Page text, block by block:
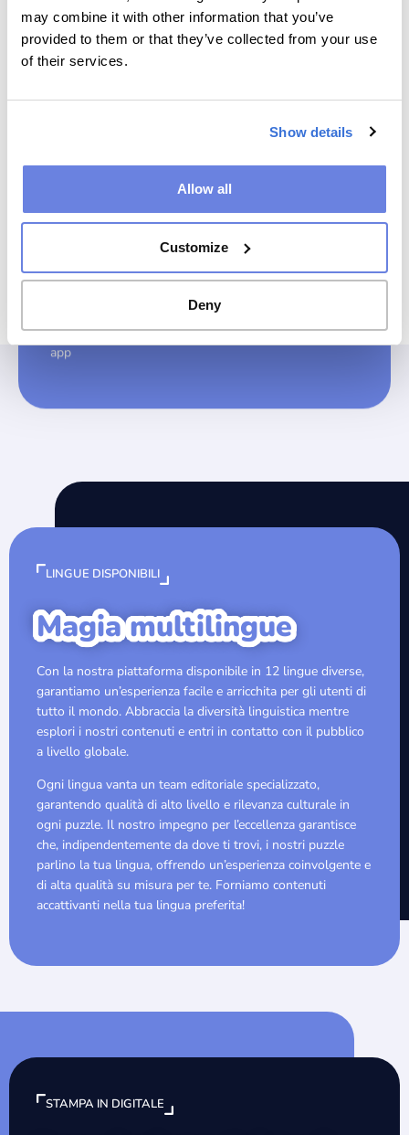
may combine it with other information that you’ve
provided to them or that they’ve collected from your use
of their services.
Show details
Allow all
Customize
Deny
Incolla e gioca
Copia il codice di incorporamento fornito per i puzzle e
i giochi selezionati. È un semplice snippet che puoi
04
Esperienza senza soluzione di
continuità su ogni schermo
Tutti i giochi e i puzzle sono ottimizzati per
un’esperienza perfetta su ogni schermo; mobile, web e
app
LINGUE DISPONIBILI
Magia multilingue
Con la nostra piattaforma disponibile in 12 lingue diverse,
garantiamo un’esperienza facile e arricchita per gli utenti di
tutto il mondo. Abbraccia la diversità linguistica mentre
esplori i nostri contenuti e entri in contatto con il pubblico
a livello globale.
Ogni lingua vanta un team editoriale specializzato,
garantendo qualità di alto livello e rilevanza culturale in
ogni puzzle. Il nostro impegno per l’eccellenza garantisce
che, indipendentemente da dove ti trovi, i nostri puzzle
parlino la tua lingua, offrendo un’esperienza coinvolgente e
di alta qualità su misura per te. Forniamo contenuti
accattivanti nella tua lingua preferita!
STAMPA IN DIGITALE